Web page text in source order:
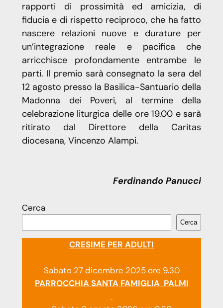
rapporti di prossimità ed amicizia, di
fiducia e di rispetto reciproco, che ha fatto
nascere relazioni nuove e durature per
un’integrazione reale e pacifica che
arricchisce profondamente entrambe le
parti. Il premio sarà consegnato la sera del
12 agosto presso la Basilica-Santuario della
Madonna dei Poveri, al termine della
celebrazione liturgica delle ore 19.00 e sarà
ritirato dal Direttore della Caritas
diocesana, Vincenzo Alampi.
Ferdinando Panucci
Cerca
Cerca
CRESIME PER ADULTI
Sabato 27 dicembre 2025 ore 9.30
PARROCCHIA SANTA FAMIGLIA PALMI